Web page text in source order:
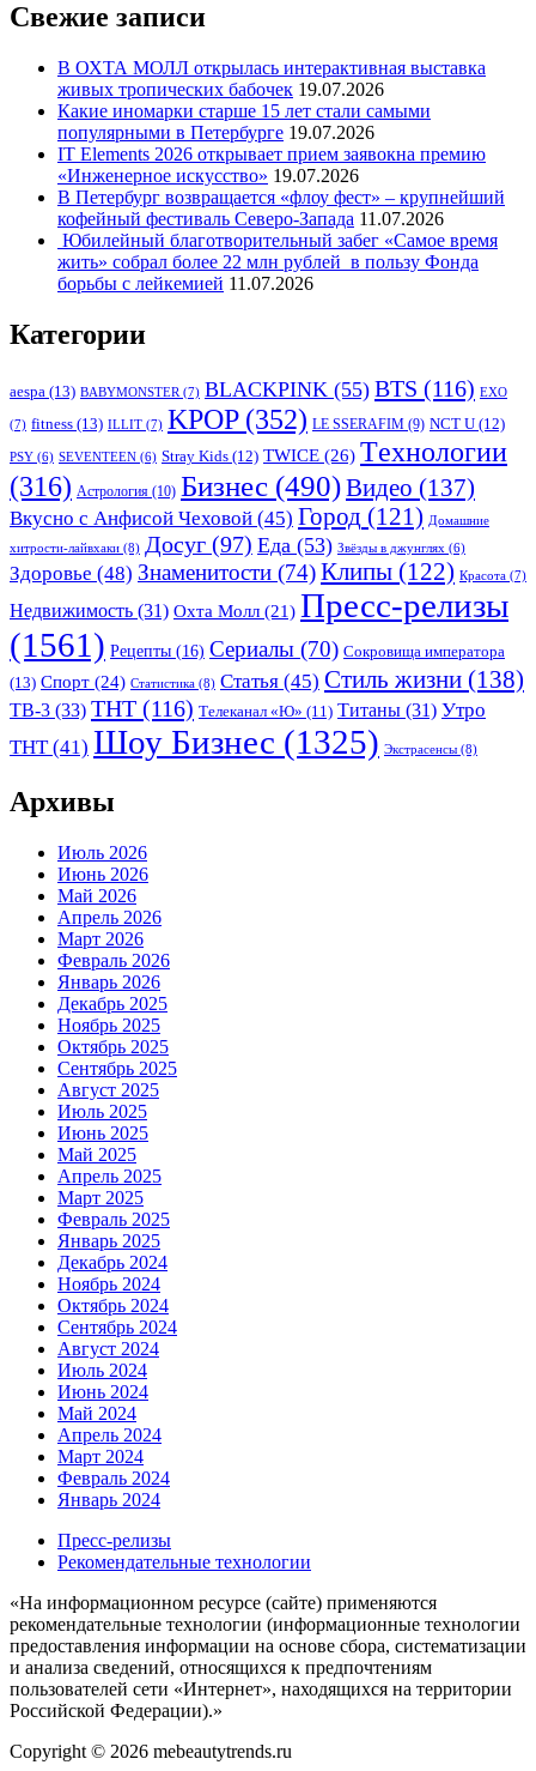
Свежие записи
В ОХТА МОЛЛ открылась интерактивная выставка
живых тропических бабочек 19.07.2026
Какие иномарки старше 15 лет стали самыми
популярными в Петербурге 19.07.2026
IT Elements 2026 открывает прием заявокна премию
«Инженерное искусство» 19.07.2026
В Петербург возвращается «флоу фест» – крупнейший
кофейный фестиваль Северо-Запада 11.07.2026
Юбилейный благотворительный забег «Самое время
жить» собрал более 22 млн рублей в пользу Фонда
борьбы с лейкемией 11.07.2026
Категории
aespa (13) BABYMONSTER (7) BLACKPINK (55) BTS (116) EXO
(7) fitness (13) ILLIT (7) KPOP(352) LE SSERAFIM (9) NCT U (12)
PSY (6) SEVENTEEN (6) Stray Kids (12) TWICE (26) Tехнологии
(316) Астрология (10) Бизнес (490)Видео (137)
Вкусно с Анфисой Чеховой (45) Город (121) Домашние
хитрости-лайвхаки (8) Досуг (97) Еда (53) Звёзды в джунглях (6)
Здоровье (48) Знаменитости (74)Клипы (122) Красота (7)
Недвижимость (31) Охта Молл (21) Пресс-релизы
(1561) Рецепты (16) Сериалы (70) Сокровища императора
(13) Спорт (24) Статистика (8) Статья (45) Стиль жизни (138)
ТВ-3 (33) ТНТ (116) Телеканал «Ю» (11) Титаны (31) Утро
ТНТ(41) Шоу Бизнес (1325) Экстрасенсы (8)
Архивы
Июль 2026
Июнь 2026
Май 2026
Апрель 2026
Март 2026
Февраль 2026
Январь 2026
Декабрь 2025
Ноябрь 2025
Октябрь 2025
Сентябрь 2025
Август 2025
Июль 2025
Июнь 2025
Май 2025
Апрель 2025
Март 2025
Февраль 2025
Январь 2025
Декабрь 2024
Ноябрь 2024
Октябрь 2024
Сентябрь 2024
Август 2024
Июль 2024
Июнь 2024
Май 2024
Апрель 2024
Март 2024
Февраль 2024
Январь 2024
Пресс-релизы
Рекомендательные технологии
«На информационном ресурсе (сайте) применяются
рекомендательные технологии (информационные технологии
предоставления информации на основе сбора, систематизации
и анализа сведений, относящихся к предпочтениям
пользователей сети «Интернет», находящихся на территории
Российской Федерации).»
Copyright © 2026 mebeautytrends.ru